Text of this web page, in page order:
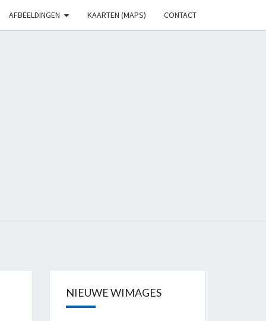
AFBEELDINGEN KAARTEN (MAPS) CONTACT
NIEUWE WIMAGES